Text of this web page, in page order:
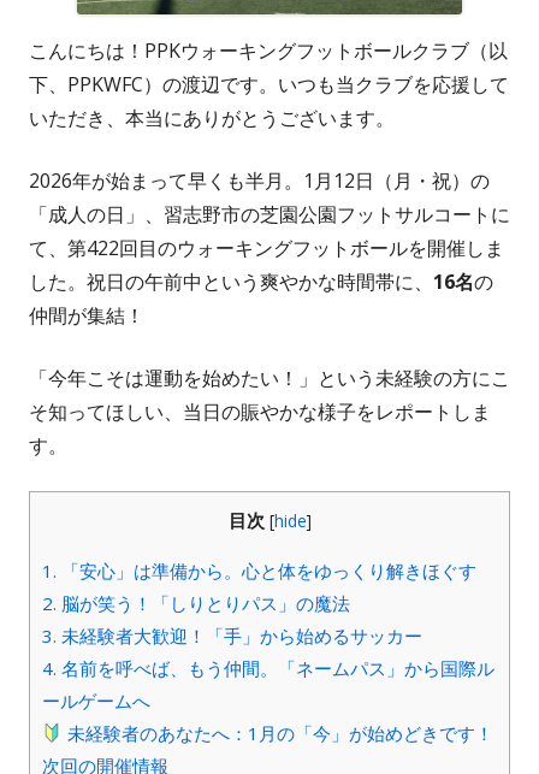
こんにちは！PPKウォーキングフットボールクラブ（以
下、PPKWFC）の渡辺です。いつも当クラブを応援して
いただき、本当にありがとうございます。
2026年が始まって早くも半月。1月12日（月・祝）の
「成人の日」、習志野市の芝園公園フットサルコートに
て、第422回目のウォーキングフットボールを開催しま
した。祝日の午前中という爽やかな時間帯に、 16名の
仲間が集結！
「今年こそは運動を始めたい！」という未経験の方にこ
そ知ってほしい、当日の賑やかな様子をレポートしま
す。
目次 [hide]
1. 「安心」は準備から。心と体をゆっくり解きほぐす
2. 脳が笑う！「しりとりパス」の魔法
3. 未経験者大歓迎！「手」から始めるサッカー
4. 名前を呼べば、もう仲間。「ネームパス」から国際ル
ールゲームへ
未経験者のあなたへ：1月の「今」が始めどきです！
次回の開催情報